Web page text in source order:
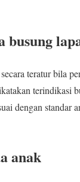
busung
teratur bila
terindikasi
dengan standar
anak